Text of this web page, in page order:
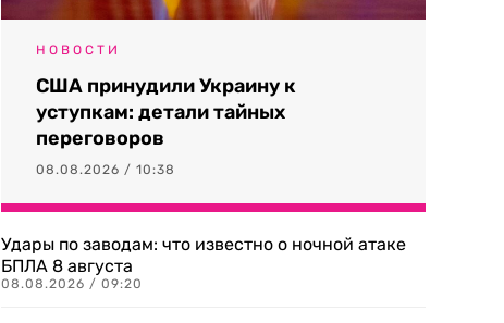
НОВОСТИ
США принудили Украину к
уступкам: детали тайных
переговоров
08.08.2026 / 10:38
Удары по заводам: что известно о ночной атаке
БПЛА 8 августа
08.08.2026 / 09:20